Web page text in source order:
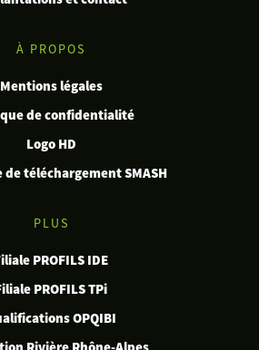
À PROPOS
Mentions légales
de confidentialité
Logo HD
téléchargement SMASH
PLUS
PROFILS IDE
PROFILS TPi
OPQIBI